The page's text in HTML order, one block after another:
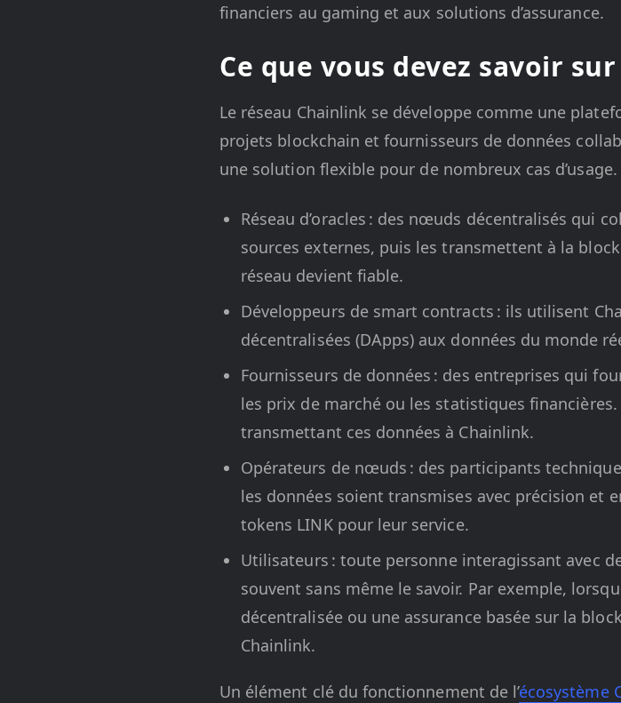
financiers au gaming et aux solutions d’assurance.
Ce que vous devez savoir
Le réseau Chainlink se développe comme une
projets blockchain et fournisseurs de données
une solution flexible pour de nombreux cas
Réseau d’oracles : des nœuds décentralisés qui
sources externes, puis les transmettent à la
réseau devient fiable.
Développeurs de smart contracts : ils utilisent
décentralisées (DApps) aux données du monde
Fournisseurs de données : des entreprises qui
les prix de marché ou les statistiques
transmettant ces données à Chainlink.
Opérateurs de nœuds : des participants
les données soient transmises avec précision et
tokens LINK pour leur service.
Utilisateurs : toute personne interagissant avec
souvent sans même le savoir. Par exemple,
décentralisée ou une assurance basée sur la
Chainlink.
Un élément clé du fonctionnement de l’écosystème